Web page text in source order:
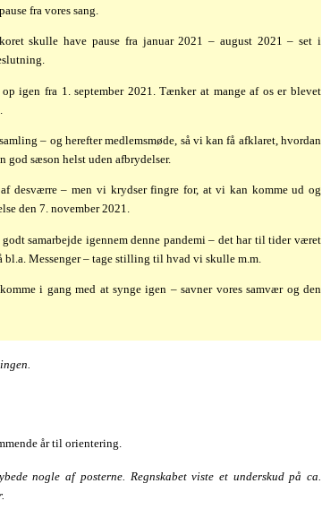
fra vores sang.
skulle have pause fra januar 2021 – august 2021 – set i
igen fra 1. september 2021. Tænker at mange af os er blevet
– og herefter medlemsmøde, så vi kan få afklaret, hvordan
god sæson helst uden afbrydelser.
desværre – men vi krydser fingre for, at vi kan komme ud og
den 7. november 2021.
samarbejde igennem denne pandemi – det har til tider været
bl.a. Messenger – tage stilling til hvad vi skulle m.m.
i gang med at synge igen – savner vores samvær og den
år til orientering.
nogle af posterne. Regnskabet viste et underskud på ca.